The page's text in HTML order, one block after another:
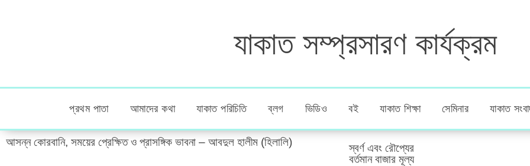
যাকাত সম্প্রসারণ কার্যক্রম
প্রথম পাতা আমাদের কথা যাকাত পরিচিতি ব্লগ ভিডিও বই যাকাত শিক্ষা সেমিনার যাকাত
আসন্ন কোরবানি, সময়ের প্রেক্ষিত ও প্রাসঙ্গিক ভাবনা – আবদুল হালীম (হিলালি)
স্বর্ণ এবং রৌপ্যের
বর্তমান বাজার মূল্য